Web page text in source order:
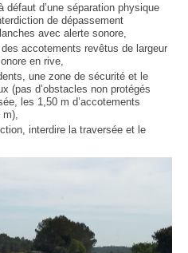
d’une séparation physique
de dépassement
avec alerte sonore,
accotements revêtus de largeur
en rive,
une zone de sécurité et le
(pas d’obstacles non protégés
les 1,50 m d’accotements
interdire la traversée et le